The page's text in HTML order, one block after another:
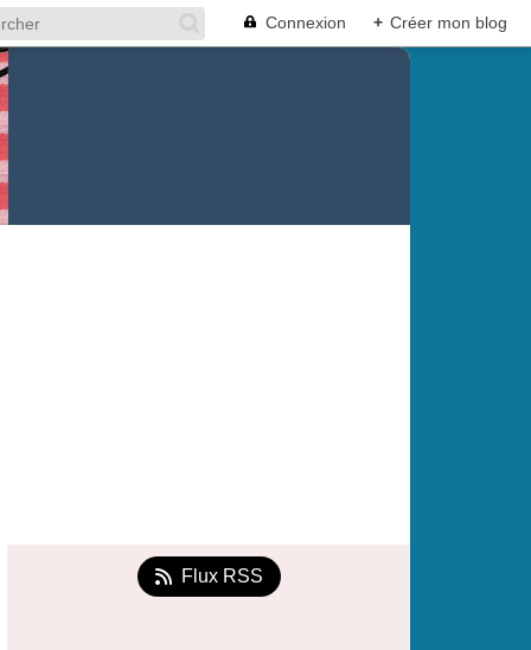
Connexion + Créer mon blog
Flux RSS